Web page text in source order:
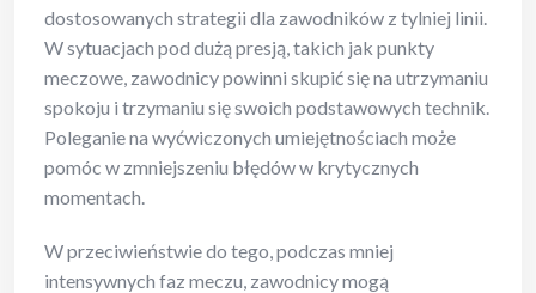
dostosowanych strategii dla zawodników z tylniej linii.
W sytuacjach pod dużą presją, takich jak punkty
meczowe, zawodnicy powinni skupić się na utrzymaniu
spokoju i trzymaniu się swoich podstawowych technik.
Poleganie na wyćwiczonych umiejętnościach może
pomóc w zmniejszeniu błędów w krytycznych
momentach.
W przeciwieństwie do tego, podczas mniej
intensywnych faz meczu, zawodnicy mogą